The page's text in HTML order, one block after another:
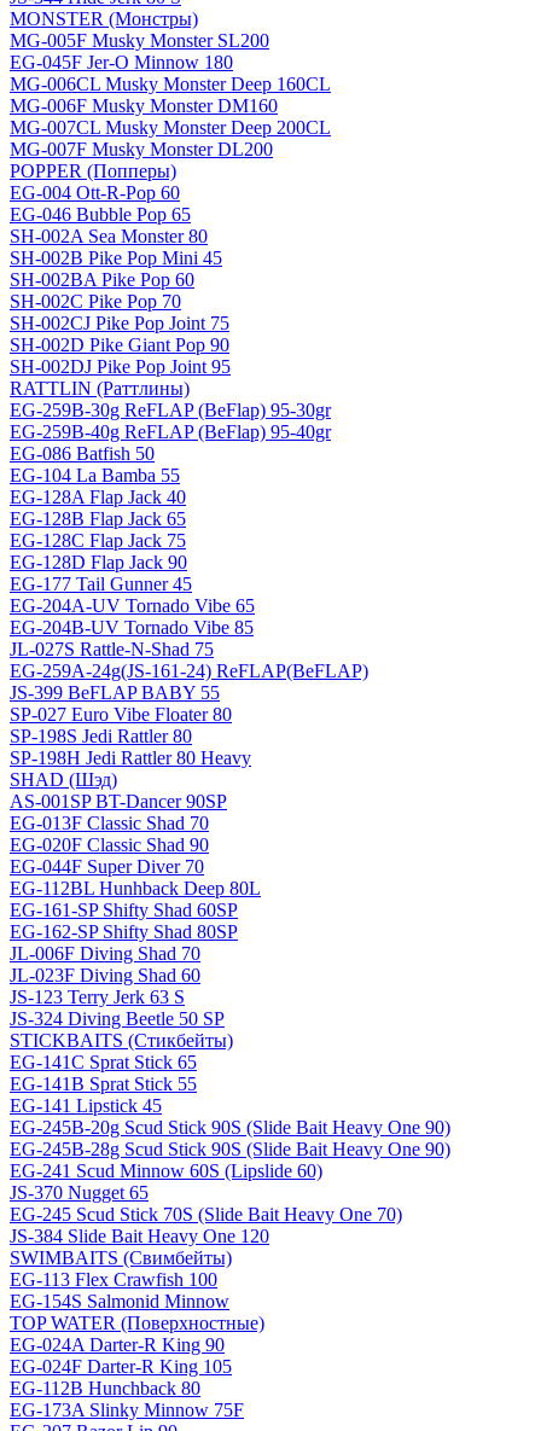
MONSTER (Монстры)
MG-005F Musky Monster SL200
EG-045F Jer-O Minnow 180
MG-006CL Musky Monster Deep 160CL
MG-006F Musky Monster DM160
MG-007CL Musky Monster Deep 200CL
MG-007F Musky Monster DL200
POPPER (Попперы)
EG-004 Ott-R-Pop 60
EG-046 Bubble Pop 65
SH-002A Sea Monster 80
SH-002B Pike Pop Mini 45
SH-002BA Pike Pop 60
SH-002C Pike Pop 70
SH-002CJ Pike Pop Joint 75
SH-002D Pike Giant Pop 90
SH-002DJ Pike Pop Joint 95
RATTLIN (Раттлины)
EG-259B-30g ReFLAP (BeFlap) 95-30gr
EG-259B-40g ReFLAP (BeFlap) 95-40gr
EG-086 Batfish 50
EG-104 La Bamba 55
EG-128A Flap Jack 40
EG-128B Flap Jack 65
EG-128C Flap Jack 75
EG-128D Flap Jack 90
EG-177 Tail Gunner 45
EG-204A-UV Tornado Vibe 65
EG-204B-UV Tornado Vibe 85
JL-027S Rattle-N-Shad 75
EG-259A-24g(JS-161-24) ReFLAP(BeFLAP)
JS-399 BeFLAP BABY 55
SP-027 Euro Vibe Floater 80
SP-198S Jedi Rattler 80
SP-198H Jedi Rattler 80 Heavy
SHAD (Шэд)
AS-001SP BT-Dancer 90SP
EG-013F Classic Shad 70
EG-020F Classic Shad 90
EG-044F Super Diver 70
EG-112BL Hunhback Deep 80L
EG-161-SP Shifty Shad 60SP
EG-162-SP Shifty Shad 80SP
JL-006F Diving Shad 70
JL-023F Diving Shad 60
JS-123 Terry Jerk 63 S
JS-324 Diving Beetle 50 SP
STICKBAITS (Стикбейты)
EG-141C Sprat Stick 65
EG-141B Sprat Stick 55
EG-141 Lipstick 45
EG-245B-20g Scud Stick 90S (Slide Bait Heavy One 90)
EG-245B-28g Scud Stick 90S (Slide Bait Heavy One 90)
EG-241 Scud Minnow 60S (Lipslide 60)
JS-370 Nugget 65
EG-245 Scud Stick 70S (Slide Bait Heavy One 70)
JS-384 Slide Bait Heavy One 120
SWIMBAITS (Свимбейты)
EG-113 Flex Crawfish 100
EG-154S Salmonid Minnow
TOP WATER (Поверхностные)
EG-024A Darter-R King 90
EG-024F Darter-R King 105
EG-112B Hunchback 80
EG-173A Slinky Minnow 75F